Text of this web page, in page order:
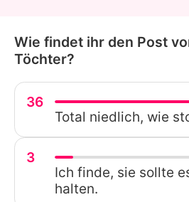
Wie findet ihr den Post
Töchter?
36
Total niedlich, wie
3
Ich finde, sie sollte
halten.